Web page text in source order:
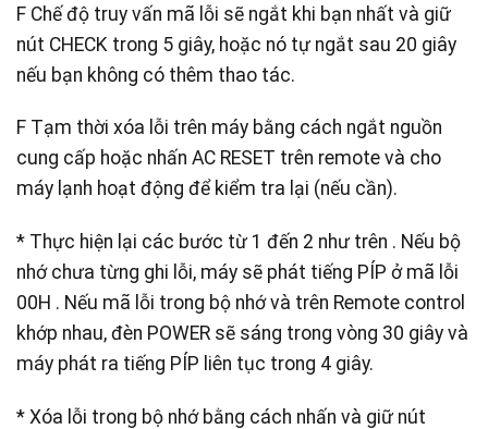
F Chế độ truy vấn mã lỗi sẽ ngắt khi bạn nhất và giữ
nút CHECK trong 5 giây, hoặc nó tự ngắt sau 20 giây
nếu bạn không có thêm thao tác.
F Tạm thời xóa lỗi trên máy bằng cách ngắt nguồn
cung cấp hoặc nhấn AC RESET trên remote và cho
máy lạnh hoạt động để kiểm tra lại (nếu cần).
* Thực hiện lại các bước từ 1 đến 2 như trên . Nếu bộ
nhớ chưa từng ghi lỗi, máy sẽ phát tiếng PÍP ở mã lỗi
00H . Nếu mã lỗi trong bộ nhớ và trên Remote control
khớp nhau, đèn POWER sẽ sáng trong vòng 30 giây và
máy phát ra tiếng PÍP liên tục trong 4 giây.
* Xóa lỗi trong bộ nhớ bằng cách nhấn và giữ nút